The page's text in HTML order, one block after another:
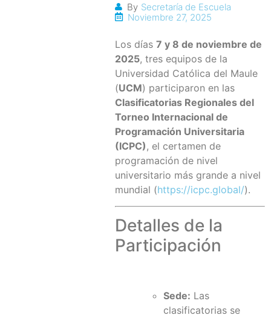
By Secretaría de Escuela
Noviembre 27, 2025
Los días 7 y 8 de noviembre de
2025, tres equipos de la
Universidad Católica del Maule
(UCM) participaron en las
Clasificatorias Regionales del
Torneo Internacional de
Programación Universitaria
(ICPC), el certamen de
programación de nivel
universitario más grande a nivel
mundial (https://icpc.global/).
Detalles de la
Participación
Sede: Las
clasificatorias se